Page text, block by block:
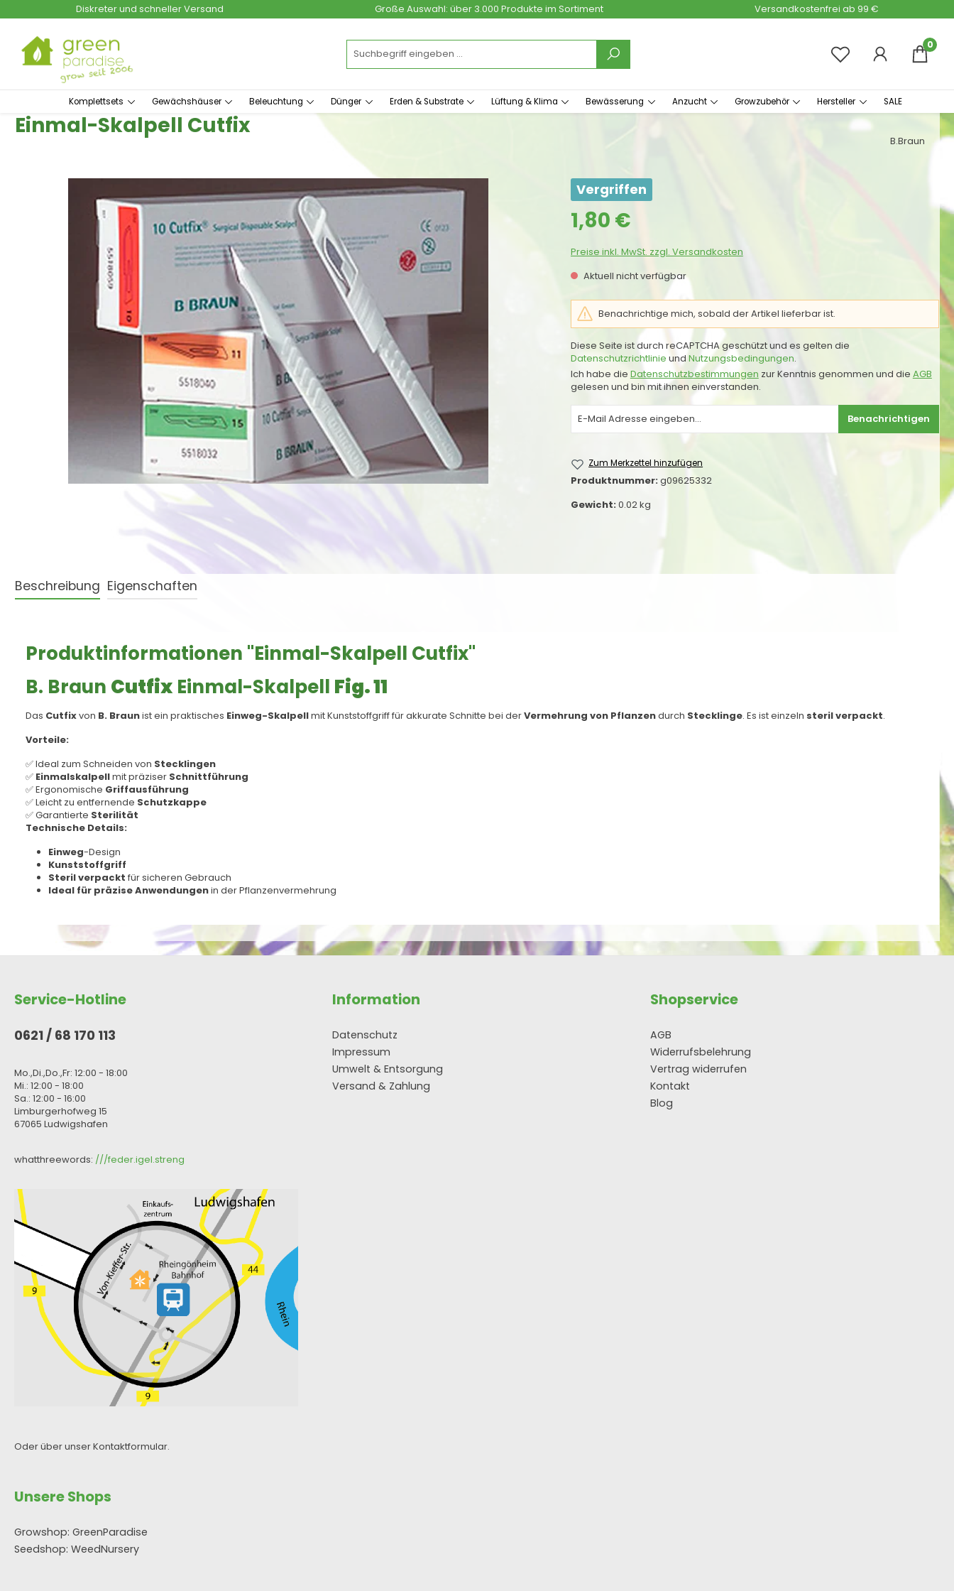
Hauptinhalt springen
Zur Suche springenDiskreter und schneller Versand Große Auswahl: über 3.000 Produkte im Sortiment Versandkostenfrei ab 99 €
0
Komplettsets Gewächshäuser Beleuchtung Dünger Erden & Substrate Lüftung & Klima Bewässerung Anzucht Growzubehör Hersteller SALE
Einmal-Skalpell Cutfix
B.Braun
Vergriffen
Regulärer Preis:
1,80 €
Preise inkl. MwSt. zzgl. Versandkosten
Aktuell nicht verfügbar
Benachrichtige mich, sobald der Artikel lieferbar ist.
Diese Seite ist durch reCAPTCHA geschützt und es gelten die
Datenschutzrichtlinie undNutzungsbedingungen.
Ich habe die Datenschutzbestimmungen zur Kenntnis genommen und die AGB
gelesen und bin mit ihnen einverstanden.
Benachrichtigen
Zum Merkzettel hinzufügen
Produktnummer: g09625332
Gewicht: 0.02 kg
Beschreibung Eigenschaften
Produktinformationen "Einmal-Skalpell Cutfix"
B. Braun Cutfix Einmal-Skalpell Fig. 11
Das Cutfixvon B. Braunist ein praktisches Einweg-Skalpellmit Kunststoffgriff für akkurate Schnitte bei derVermehrung von Pflanzendurch Stecklinge. Es ist einzeln steril verpackt.
Vorteile:
✅ Ideal zum Schneiden von Stecklingen
✅ Einmalskalpellmit präziser Schnittführung
✅ Ergonomische Griffausführung
✅ Leicht zu entfernende Schutzkappe
✅ Garantierte Sterilität
Technische Details:
Einweg-Design
Kunststoffgriff
Steril verpackt für sicheren Gebrauch
Ideal für präzise Anwendungenin der Pflanzenvermehrung
Service-Hotline
0621 / 68 170 113
Mo.,Di.,Do.,Fr: 12:00 - 18:00
Mi.: 12:00 - 18:00
Sa.: 12:00 - 16:00
Limburgerhofweg 15
67065 Ludwigshafen
whatthreewords: ///feder.igel.streng
Oder über unserKontaktformular.
Information
Datenschutz
Impressum
Umwelt & Entsorgung
Versand & Zahlung
Shopservice
AGB
Widerrufsbelehrung
Vertrag widerrufen
Kontakt
Blog
Unsere Shops
Growshop: GreenParadise
Seedshop: WeedNursery